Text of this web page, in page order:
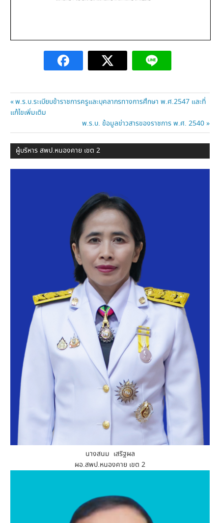
แนะแนว
Previous
Post:
พ.ร.บ.ระเบียบข้าราชการครูและบุคลากรทางการศึกษา พ.ศ.2547 และที่
แก้ไขเพิ่มเติม
Next
Post:
พ.ร.บ. ข้อมูลข่าวสารของราชการ พ.ศ. 2540
ผู้บริหาร สพป.หนองคาย เขต 2
นางสนม เสริฐผล
ผอ.สพป.หนองคาย เขต 2